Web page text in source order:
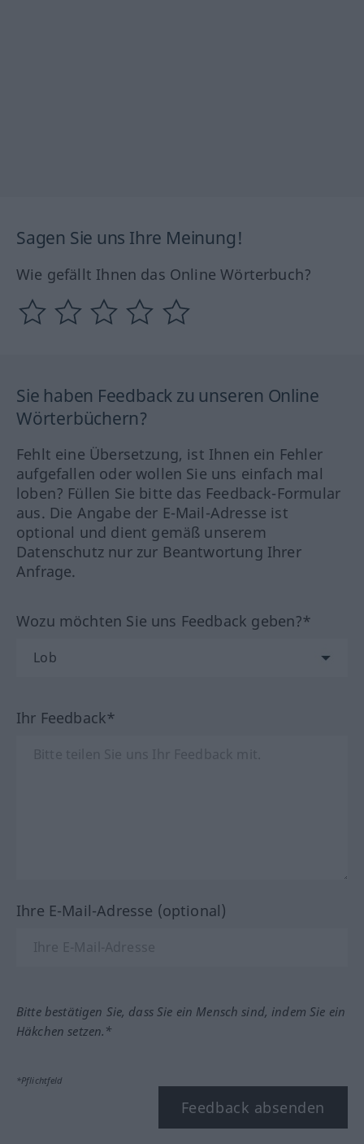
Sagen Sie uns Ihre Meinung!
Wie gefällt Ihnen das Online Wörterbuch?
Sie haben Feedback zu unseren Online
Wörterbüchern?
Fehlt eine Übersetzung, ist Ihnen ein Fehler
aufgefallen oder wollen Sie uns einfach mal
loben? Füllen Sie bitte das Feedback-Formular
aus. Die Angabe der E-Mail-Adresse ist
optional und dient gemäß unserem
Datenschutz nur zur Beantwortung Ihrer
Anfrage.
Wozu möchten Sie uns Feedback geben?*
Ihr Feedback*
Ihre E-Mail-Adresse (optional)
Bitte bestätigen Sie, dass Sie ein Mensch sind, indem Sie ein
Häkchen setzen.*
*Pflichtfeld
Feedback absenden